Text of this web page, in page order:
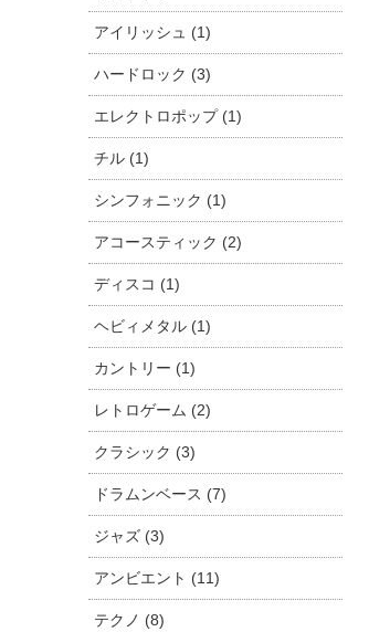
アイリッシュ (1)
ハードロック (3)
エレクトロポップ (1)
チル (1)
シンフォニック (1)
アコースティック (2)
ディスコ (1)
ヘビィメタル (1)
カントリー (1)
レトロゲーム (2)
クラシック (3)
ドラムンベース (7)
ジャズ (3)
アンビエント (11)
テクノ (8)